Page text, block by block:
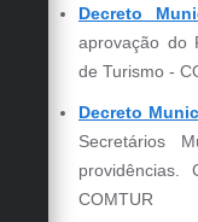
Decreto
aprovação do
de Turismo -
Decreto
Secretários
providências .
COMTUR